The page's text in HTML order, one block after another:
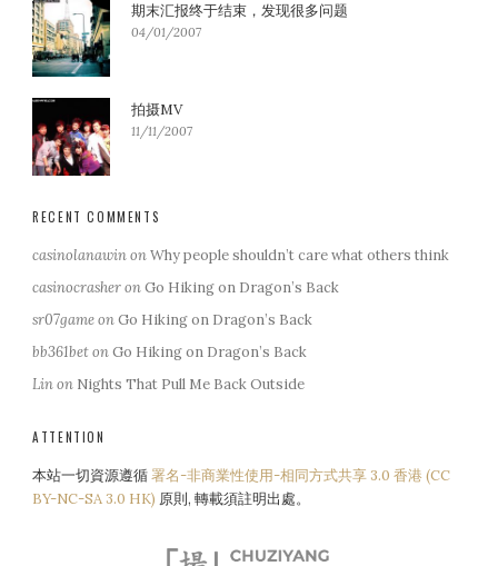
期末汇报终于结束，发现很多问题
04/01/2007
拍摄MV
11/11/2007
RECENT COMMENTS
casinolanawinonWhy people shouldn’t care what others think
casinocrasheronGo Hiking on Dragon’s Back
sr07gameonGo Hiking on Dragon’s Back
bb361betonGo Hiking on Dragon’s Back
Linon Nights That Pull Me Back Outside
ATTENTION
本站一切資源遵循署名-非商業性使用-相同方式共享 3.0 香港 (CC
BY-NC-SA 3.0 HK) 原則, 轉載須註明出處。